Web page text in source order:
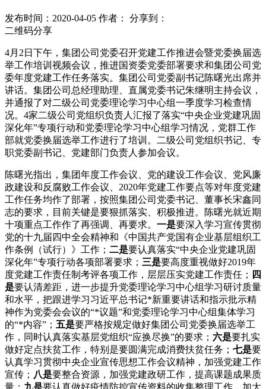
发布时间：2020-04-05 作者：
分享到：
二维码分享
4月2日下午，集团公司党委召开党建工作推进会暨党委换届选
举工作培训视频会议，推进国资委党委部署要求和集团公司党
委年度党建工作任务落实。集团公司党委副书记陈曙光出席并
讲话。集团公司总经理助理、直属党委书记朱继明主持会议，
并通报了对二级公司党委理论学习中心组一季度学习检查情
况。4家二级公司党组织负责人汇报了落实“中央企业党建巩固
深化年”专项行动和党委理论学习中心组学习情况，党群工作
部就党委换届选举工作进行了培训。二级公司党组织书记、专
职党委副书记、党建部门负责人参加会议。
陈曙光指出，集团年度工作会议、党的建设工作会议、党风廉
政建设和反腐败工作会议、2020年党建工作要点等对年度党建
工作任务均作了部署，按照集团公司党委书记、董事长宋鑫同
志的要求，目前关键是要狠抓落实、积极推进。陈曙光就近期
十项重点工作作了再强调、再要求。 一是要深入学习宣传贯彻
党的十九届四中全会精神和《中国共产党国有企业基层组织工
作条例（试行）》工作； 二是要认真落实“中央企业党建巩固
深化年”专项行动各项部署要求； 三是要高度重视做好2019年
度党建工作责任制考评各项工作，层层压实党建工作责任； 四
是要认清差距，进一步提升党委理论学习中心组学习研讨质量
和水平，把跟进学习习近平总书记*新重要讲话和指示批示精
神作为党委会会议的“*议题”和党委理论学习中心组集体学习
的“*内容”； 五是要严格按规定做好集团公司党委换届选举工
作，同时认真落实基层党组织“应换尽换”的要求； 六是要扎实
做好定点扶贫工作，特别是要圆满完成消费扶贫任务； 七是要
认真学习贯彻中央企业宣传思想工作会议精神，加强党建工作
宣传； 八是要整合资源，加强党建政研工作，提高课题成果质
量； 九是要认真做好疫情防控宣传资料的收集整理工作，加大